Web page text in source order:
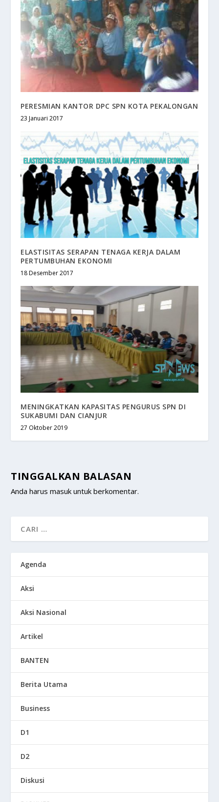
PERESMIAN KANTOR DPC SPN KOTA PEKALONGAN
23 Januari 2017
ELASTISITAS SERAPAN TENAGA KERJA DALAM
PERTUMBUHAN EKONOMI
18 Desember 2017
MENINGKATKAN KAPASITAS PENGURUS SPN DI
SUKABUMI DAN CIANJUR
27 Oktober 2019
TINGGALKAN BALASAN
Anda harusmasuk untuk berkomentar.
Agenda
Aksi
Aksi Nasional
Artikel
BANTEN
Berita Utama
Business
D1
D2
Diskusi